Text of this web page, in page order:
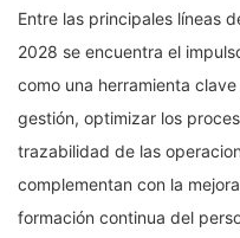
Entre las principales líneas
2028 se encuentra el
como una herramienta
gestión, optimizar los
trazabilidad de las
complementan con la
formación continua del